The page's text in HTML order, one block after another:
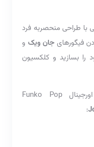
با طراحی منحصربه فرد
جان ویک و
بسازید و کلکسیون
ویژگی‌های فیگور 9 سانتی اورجینال Funko Pop
: